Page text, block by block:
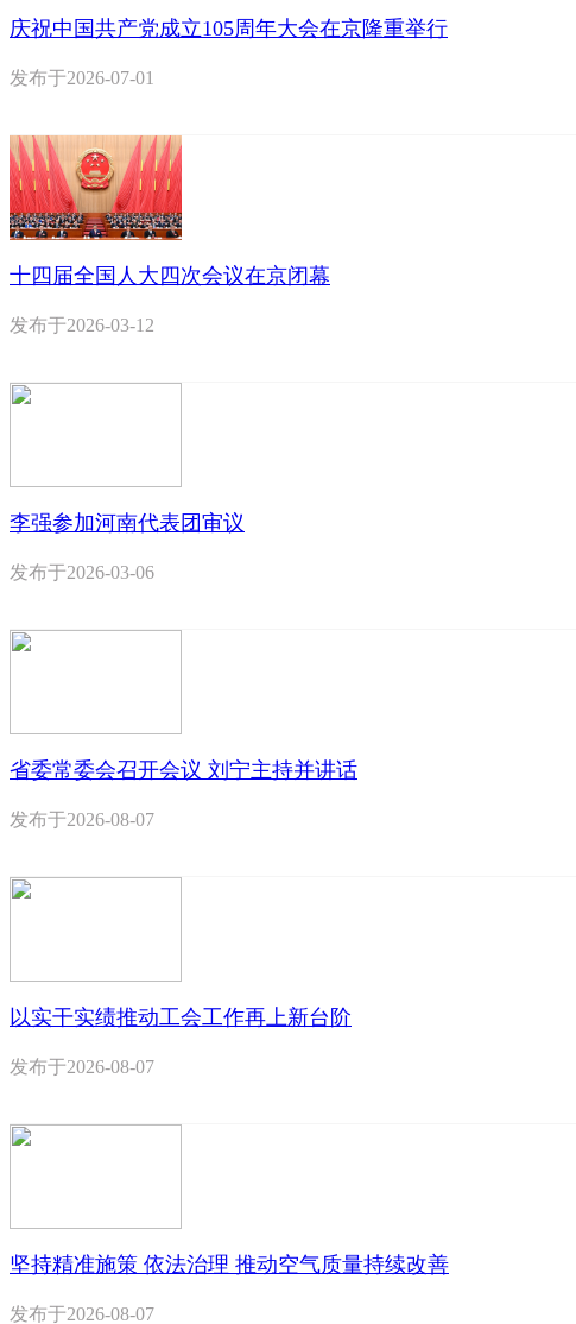
庆祝中国共产党成立105周年大会在京隆重举行
发布于2026-07-01
十四届全国人大四次会议在京闭幕
发布于2026-03-12
李强参加河南代表团审议
发布于2026-03-06
省委常委会召开会议 刘宁主持并讲话
发布于2026-08-07
以实干实绩推动工会工作再上新台阶
发布于2026-08-07
坚持精准施策 依法治理 推动空气质量持续改善
发布于2026-08-07